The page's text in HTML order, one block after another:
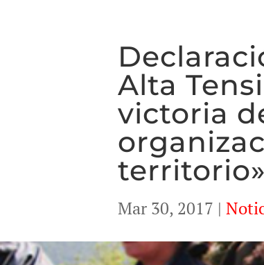
Alta
victoria
Mar 30, 2017 |